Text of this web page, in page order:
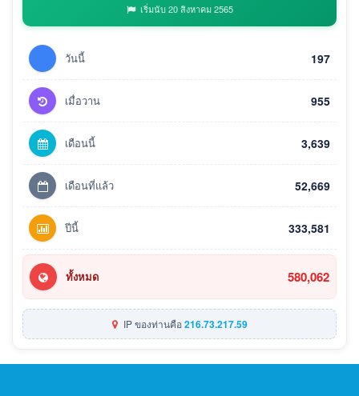
เริ่มนับ 20 สิงหาคม 2565
วันนี้ 197
เมื่อวาน 955
เดือนนี้ 3,639
เดือนที่แล้ว 52,669
ปีนี้ 333,581
ทั้งหมด 580,062
IP ของท่านคือ216.73.217.59